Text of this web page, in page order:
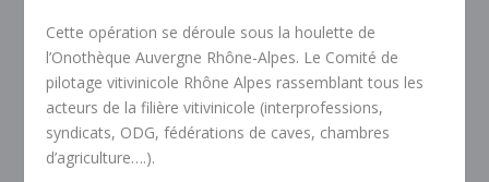
Cette opération se déroule sous la houlette de
l’Onothèque Auvergne Rhône-Alpes. Le Comité de
pilotage vitivinicole Rhône Alpes rassemblant tous les
acteurs de la filière vitivinicole (interprofessions,
syndicats, ODG, fédérations de caves, chambres
d’agriculture….).